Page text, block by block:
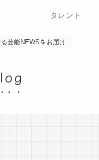
芸能NEWSをお届け
タレント